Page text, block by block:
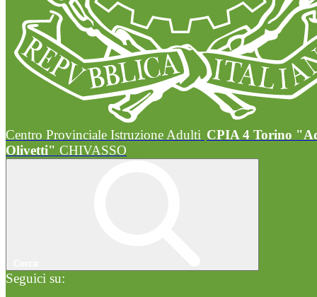
Centro Provinciale Istruzione Adulti CPIA 4 Torino
Olivetti" CHIVASSO
Seguici su: